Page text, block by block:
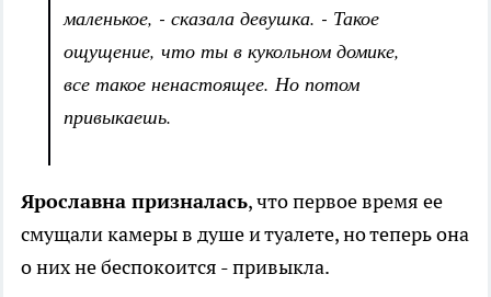
маленькое, - сказала девушка. - Такое
ощущение, что ты в кукольном домике,
все такое ненастоящее. Но потом
привыкаешь.
Ярославна призналась, что первое время ее
смущали камеры в душе и туалете, но теперь она
о них не беспокоится - привыкла.